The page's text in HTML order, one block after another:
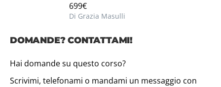
699€
Di Grazia Masulli
DOMANDE? CONTATTAMI!
Hai domande su questo corso?
Scrivimi, telefonami o mandami un messaggio con